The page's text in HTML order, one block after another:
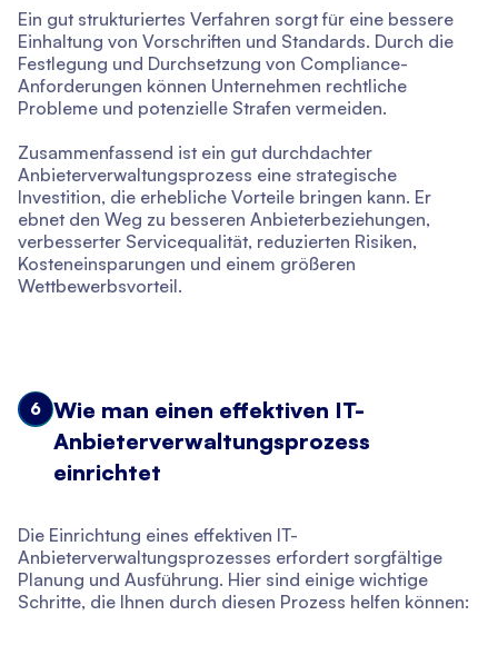
Ein gut strukturiertes Verfahren sorgt für eine bessere
Einhaltung von Vorschriften und Standards. Durch die
Festlegung und Durchsetzung von Compliance-
Anforderungen können Unternehmen rechtliche
Probleme und potenzielle Strafen vermeiden.
Zusammenfassend ist ein gut durchdachter
Anbieterverwaltungsprozess eine strategische
Investition, die erhebliche Vorteile bringen kann. Er
ebnet den Weg zu besseren Anbieterbeziehungen,
verbesserter Servicequalität, reduzierten Risiken,
Kosteneinsparungen und einem größeren
Wettbewerbsvorteil.
6 Wie man einen effektiven IT-
Anbieterverwaltungsprozess
einrichtet
Die Einrichtung eines effektiven IT-
Anbieterverwaltungsprozesses erfordert sorgfältige
Planung und Ausführung. Hier sind einige wichtige
Schritte, die Ihnen durch diesen Prozess helfen können: